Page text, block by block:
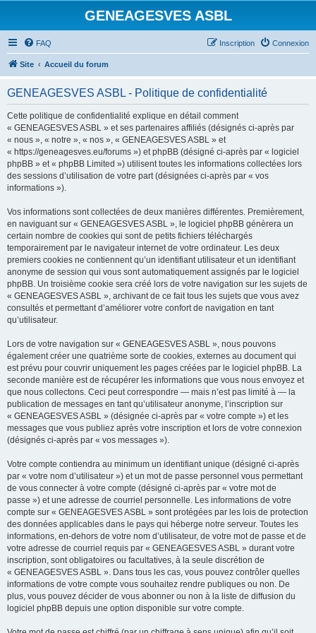
GENEAGESVES ASBL
FAQ Connexion
Inscription
Site Accueil du forum
GENEAGESVES ASBL - Politique de confidentialité
Cette politique de confidentialité explique en détail comment
« GENEAGESVES ASBL » et ses partenaires affiliés (désignés ci-après par
« nous », « notre », « nos », « GENEAGESVES ASBL » et
« https://geneagesves.eu/forums ») et phpBB (désigné ci-après par « logiciel
phpBB » et « phpBB Limited ») utilisent toutes les informations collectées lors
des sessions d’utilisation de votre part (désignées ci-après par « vos
informations »).
Vos informations sont collectées de deux manières différentes. Premièrement,
en naviguant sur « GENEAGESVES ASBL », le logiciel phpBB génèrera un
certain nombre de cookies qui sont de petits fichiers téléchargés
temporairement par le navigateur internet de votre ordinateur. Les deux
premiers cookies ne contiennent qu’un identifiant utilisateur et un identifiant
anonyme de session qui vous sont automatiquement assignés par le logiciel
phpBB. Un troisième cookie sera créé lors de votre navigation sur les sujets de
« GENEAGESVES ASBL », archivant de ce fait tous les sujets que vous avez
consultés et permettant d’améliorer votre confort de navigation en tant
qu’utilisateur.
Lors de votre navigation sur « GENEAGESVES ASBL », nous pouvons
également créer une quatrième sorte de cookies, externes au document qui
est prévu pour couvrir uniquement les pages créées par le logiciel phpBB. La
seconde manière est de récupérer les informations que vous nous envoyez et
que nous collectons. Ceci peut correspondre — mais n’est pas limité à — la
publication de messages en tant qu’utilisateur anonyme, l’inscription sur
« GENEAGESVES ASBL » (désignée ci-après par « votre compte ») et les
messages que vous publiez après votre inscription et lors de votre connexion
(désignés ci-après par « vos messages »).
Votre compte contiendra au minimum un identifiant unique (désigné ci-après
par « votre nom d’utilisateur ») et un mot de passe personnel vous permettant
de vous connecter à votre compte (désigné ci-après par « votre mot de
passe ») et une adresse de courriel personnelle. Les informations de votre
compte sur « GENEAGESVES ASBL » sont protégées par les lois de protection
des données applicables dans le pays qui héberge notre serveur. Toutes les
informations, en-dehors de votre nom d’utilisateur, de votre mot de passe et de
votre adresse de courriel requis par « GENEAGESVES ASBL » durant votre
inscription, sont obligatoires ou facultatives, à la seule discrétion de
« GENEAGESVES ASBL ». Dans tous les cas, vous pouvez contrôler quelles
informations de votre compte vous souhaitez rendre publiques ou non. De
plus, vous pouvez décider de vous abonner ou non à la liste de diffusion du
logiciel phpBB depuis une option disponible sur votre compte.